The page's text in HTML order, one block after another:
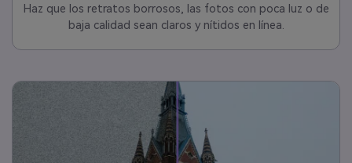
Haz que los retratos borrosos, las fotos con poca luz o de
baja calidad sean claros y nítidos en línea.